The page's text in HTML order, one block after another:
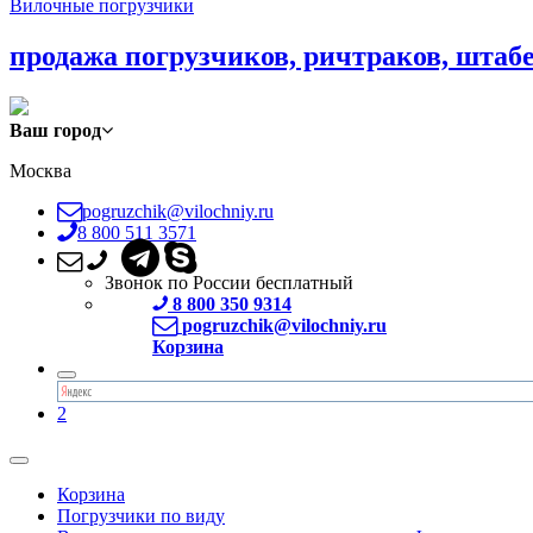
Вилочные погрузчики
продажа погрузчиков, ричтраков,
Ваш город
Москва
pogruzchik@vilochniy.ru
8 800 511 3571
Звонок по России бесплатный
8 800 350 9314
pogruzchik@vilochniy.ru
Корзина
2
Корзина
Погрузчики по виду